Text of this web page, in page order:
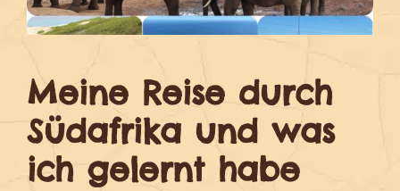
Meine Reise durch
Südafrika und was
ich gelernt habe